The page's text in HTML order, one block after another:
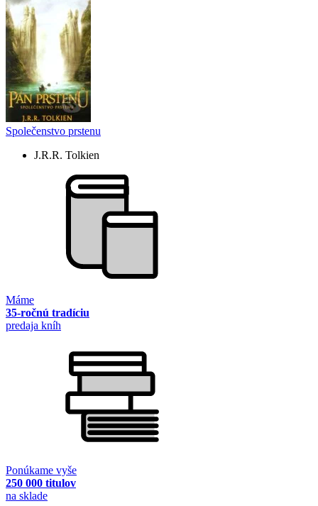
Společenstvo prstenu
J.R.R. Tolkien
Máme
35-ročnú tradíciu
predaja kníh
Ponúkame vyše
250 000 titulov
na sklade